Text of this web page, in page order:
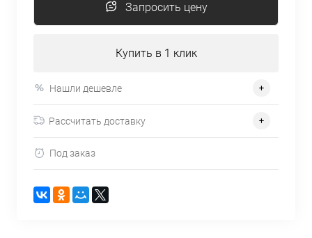
Запросить цену
Купить в 1 клик
Нашли дешевле
Рассчитать доставку
Под заказ